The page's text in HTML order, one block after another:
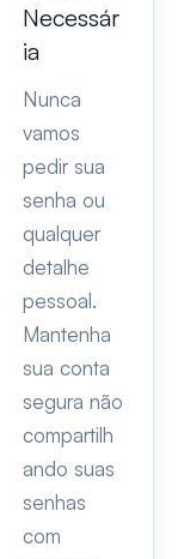
Necessár
ia
Nunca
vamos
pedir sua
senha ou
qualquer
detalhe
pessoal.
Mantenha
sua conta
segura não
compartilh
ando suas
senhas
com